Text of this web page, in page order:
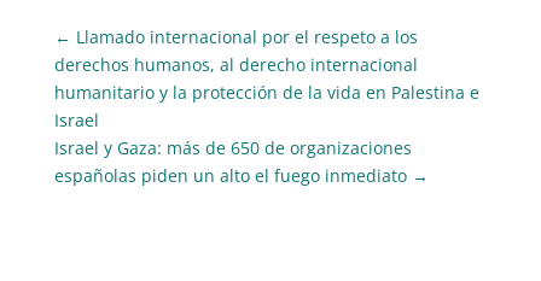
← Llamado internacional por el respeto a los
derechos humanos, al derecho internacional
humanitario y la protección de la vida en Palestina e
Israel
Israel y Gaza: más de 650 de organizaciones
españolas piden un alto el fuego inmediato→